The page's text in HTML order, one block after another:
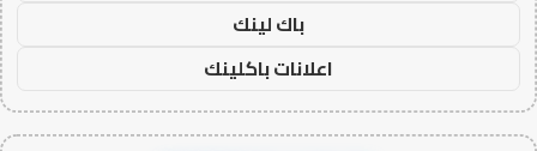
باك لينك
اعلانات باكلينك